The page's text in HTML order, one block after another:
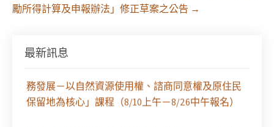
勵所得計算及申報辦法」修正草案之公告 →
最新訊息
【課程報名】全律會與台北律師公會等單位定於8月
務發展－以自然資源使用權、諮商同意權及原住民
保留地為核心」課程（8/10上午－8/26中午報名）